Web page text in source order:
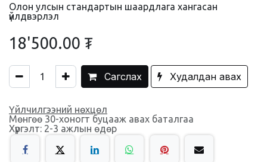
Олон улсын стандартын шаардлага хангасан
үйлдвэрлэл
18'500.00 ₮
Сагслах Худалдан авах
Үйлчилгээний нөхцөл
Мөнгөө 30-хоногт буцааж авах баталгаа
Хүргэлт: 2-3 ажлын өдөр